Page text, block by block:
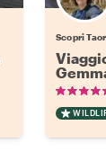
Scopri